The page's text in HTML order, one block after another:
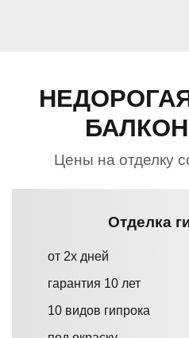
Цены на отделку
Отделка
от 2х дней
гарантия 10 лет
10 видов гипрока